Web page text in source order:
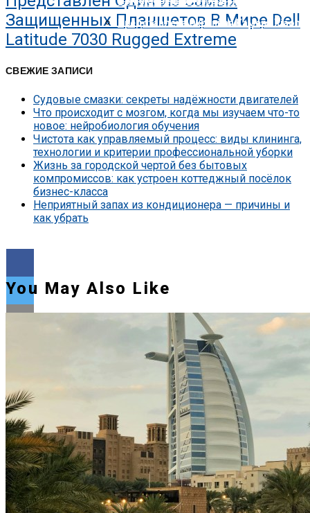
Представлена Охранная Камера
Защищенных Планшетов В Мире Dell
Latitude 7030 Rugged Extreme
СВЕЖИЕ ЗАПИСИ
Судовые смазки: секреты надёжности двигателей
Что происходит с мозгом, когда мы изучаем что-то
новое: нейробиология обучения
Чистота как управляемый процесс: виды клининга,
технологии и критерии профессиональной уборки
Жизнь за городской чертой без бытовых
компромиссов: как устроен коттеджный посёлок
бизнес-класса
Неприятный запах из кондиционера — причины и
как убрать
Pinterest
Whatsapp
Whatsapp
You May Also Like